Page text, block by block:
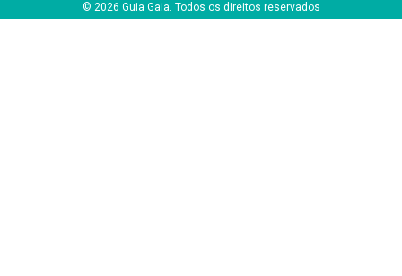
© 2026 Guia Gaia. Todos os direitos reservados